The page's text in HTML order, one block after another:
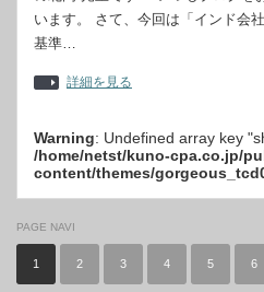
います。 さて、今回は「インド会
基準…
詳細を見る
Warning: Undefined array key
/home/netst/kuno-cpa.co.jp/
content/themes/
PAGE NAVI
1 2 3 4 5 6